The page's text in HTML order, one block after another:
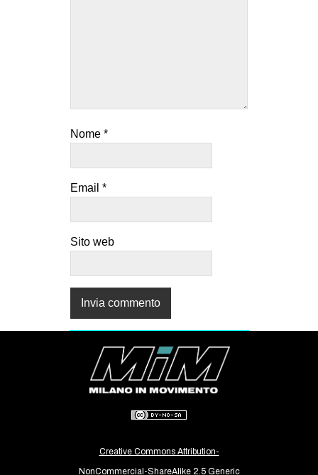
Nome *
Email *
Sito web
Creative Commons Attribution-
NonCommercial-ShareAlike 2.5 Generic